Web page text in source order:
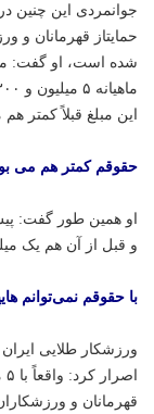
جوانمردی این چنین
حمایتاز قهرمانان
این مبلغ قبلاً کمتر
حقوقم کمتر هم می
و قبل از آن هم یک میلیون و ۳۰۰ هزار تومان
با حقوقم نمی‌توانم
ورزشکار طلایی ایران
قهرمانان و